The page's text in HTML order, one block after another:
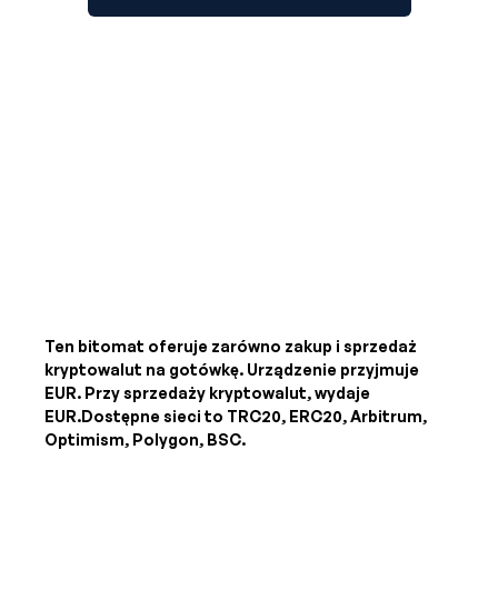
Ten bitomat oferuje zarówno zakup i sprzedaż
kryptowalut na gotówkę. Urządzenie przyjmuje
EUR. Przy sprzedaży kryptowalut, wydaje
EUR.Dostępne sieci to TRC20, ERC20, Arbitrum,
Optimism, Polygon, BSC.